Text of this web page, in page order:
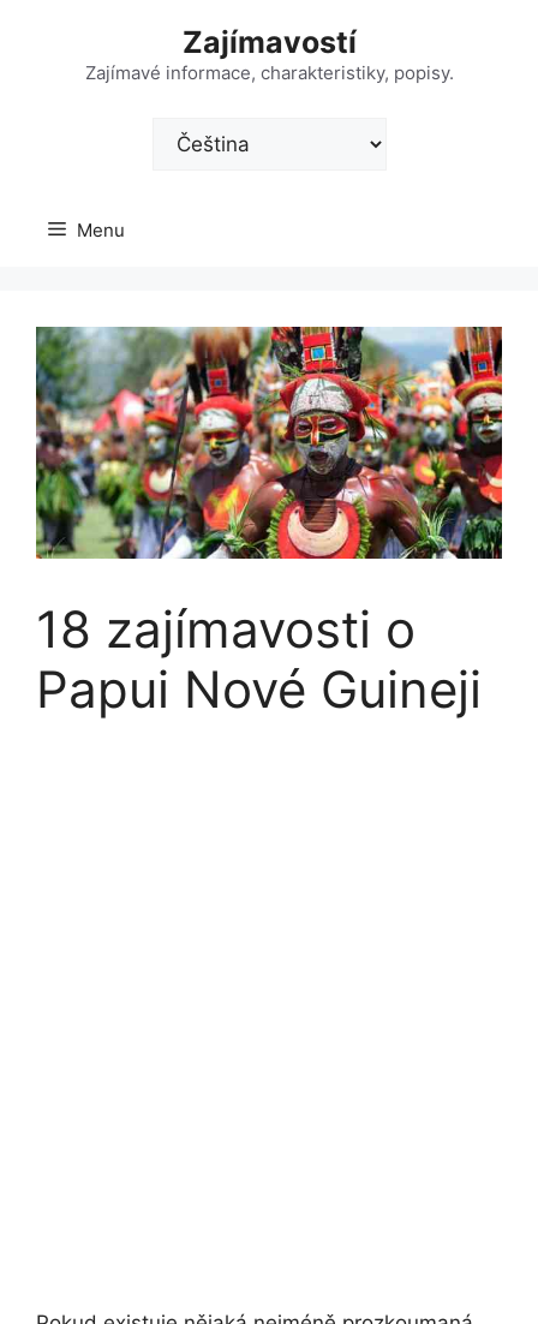
Zajímavostí
Zajímavé informace, charakteristiky, popisy.
Zvolte
jazyk
Menu
18 zajímavosti o
Papui Nové Guineji